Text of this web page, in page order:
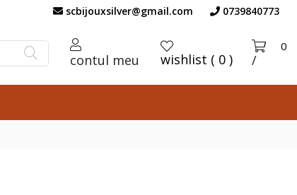
scbijouxsilver@gmail.com 0739840773
contul meu wishlist ( 0 ) /
0